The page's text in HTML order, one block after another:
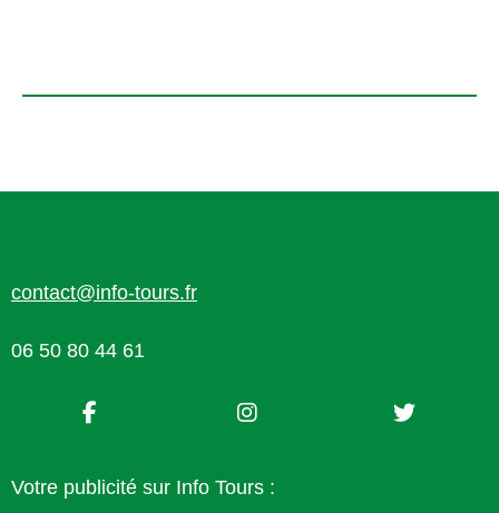
contact@info-tours.fr
06 50 80 44 61
Votre publicité sur Info Tours :